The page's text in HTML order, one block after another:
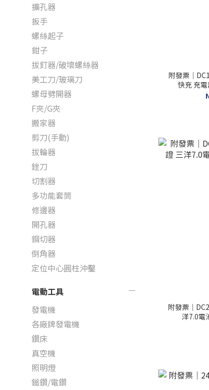
擴孔器
扳手
螺絲起子
鉗子
拔釘器/破壞螺絲器
美工刀/玻璃刀
螺母劈開器
F夾/G夾
搬家器
剪刀(手動)
拔輪器
銼刀
切割器
多功能套筒
修邊器
開孔器
鋼切器
倒角器
定位中心圓柱沖鑿
電動工具
發電機
各廠牌發電機
鑽床
真空機
照明燈
鎚鑽/電鑽
附發票｜
快充 充
附發票｜
洋7.0電